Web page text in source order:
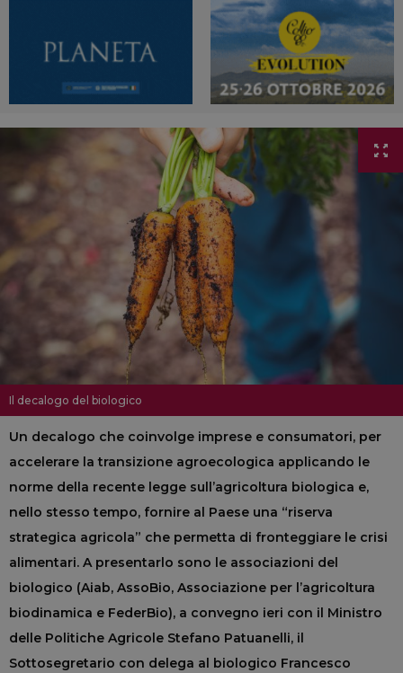
Il decalogo del biologico
Un decalogo che coinvolge imprese e consumatori, per
accelerare la transizione agroecologica applicando le
norme della recente legge sull’agricoltura biologica e,
nello stesso tempo, fornire al Paese una “riserva
strategica agricola” che permetta di fronteggiare le crisi
alimentari. A presentarlo sono le associazioni del
biologico (Aiab, AssoBio, Associazione per l’agricoltura
biodinamica e FederBio), a convegno ieri con il Ministro
delle Politiche Agricole Stefano Patuanelli, il
Sottosegretario con delega al biologico Francesco